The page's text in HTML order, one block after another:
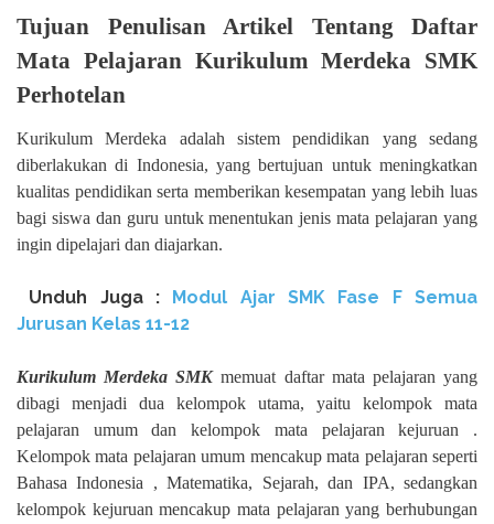
Tujuan Penulisan Artikel Tentang Daftar
Mata Pelajaran Kurikulum Merdeka SMK
Perhotelan
Kurikulum Merdeka adalah sistem pendidikan yang sedang
diberlakukan di Indonesia, yang bertujuan untuk meningkatkan
kualitas pendidikan serta memberikan kesempatan yang lebih luas
bagi siswa dan guru untuk menentukan jenis mata pelajaran yang
ingin dipelajari dan diajarkan.
Unduh Juga : Modul Ajar SMK Fase F Semua
Jurusan Kelas 11-12
Kurikulum Merdeka SMKmemuat daftar mata pelajaran yang
dibagi menjadi dua kelompok utama, yaitu kelompok mata
pelajaran umum dan kelompok mata pelajaran kejuruan .
Kelompok mata pelajaran umum mencakup mata pelajaran seperti
Bahasa Indonesia , Matematika, Sejarah, dan IPA, sedangkan
kelompok kejuruan mencakup mata pelajaran yang berhubungan